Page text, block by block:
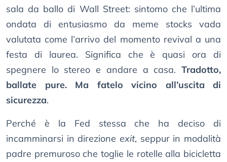
sala da ballo di Wall Street: sintomo che l’ultima
ondata di entusiasmo da meme stocks vada
valutata come l’arrivo del momento revival a una
festa di laurea. Significa che è quasi ora di
spegnere lo stereo e andare a casa. Tradotto,
ballate pure. Ma fatelo vicino all’uscita di
sicurezza.
Perché è la Fed stessa che ha deciso di
incamminarsi in direzione exit, seppur in modalità
padre premuroso che toglie le rotelle alla bicicletta